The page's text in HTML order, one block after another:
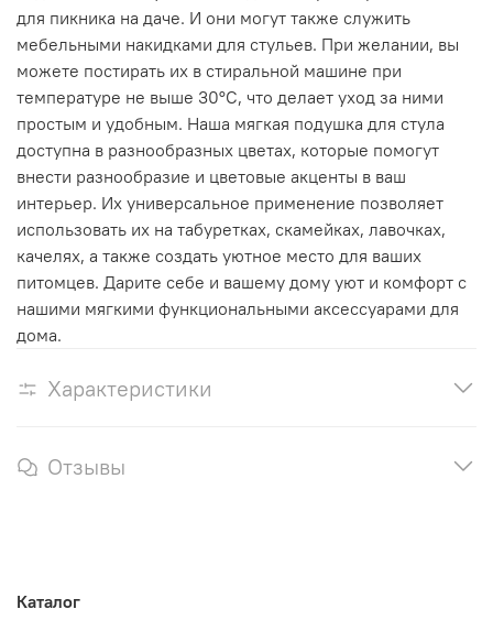
для пикника на даче. И они могут также служить
мебельными накидками для стульев. При желании, вы
можете постирать их в стиральной машине при
температуре не выше 30°C, что делает уход за ними
простым и удобным. Наша мягкая подушка для стула
доступна в разнообразных цветах, которые помогут
внести разнообразие и цветовые акценты в ваш
интерьер. Их универсальное применение позволяет
использовать их на табуретках, скамейках, лавочках,
качелях, а также создать уютное место для ваших
питомцев. Дарите себе и вашему дому уют и комфорт с
нашими мягкими функциональными аксессуарами для
дома.
Характеристики
Отзывы
Каталог